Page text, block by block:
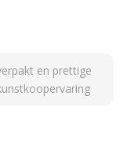
en prettige